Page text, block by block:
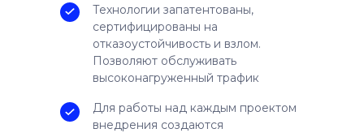
Для работы над каждым проектом
внедрения создаются
Технологии запатентованы,
сертифицированы на
отказоустойчивость и взлом.
Позволяют обслуживать
высоконагруженный трафик